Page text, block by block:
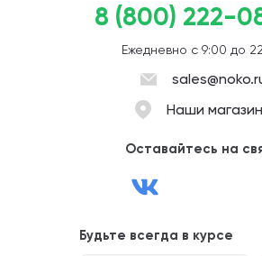
8 (800) 222-
Ежедневно с 9:00 до
Наши
Оставайтесь на
Будьте всегда в курсе